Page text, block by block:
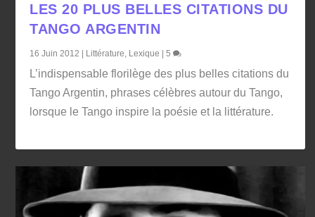
LES 20 PLUS BELLES CITATIONS DU
TANGO ARGENTIN
16 Juin 2012 Littérature, Lexique |5
L’indispensable florilège des plus belles citations du
Tango Argentin, phrases célèbres autour du Tango,
lorsque le Tango inspire la poésie et la littérature.